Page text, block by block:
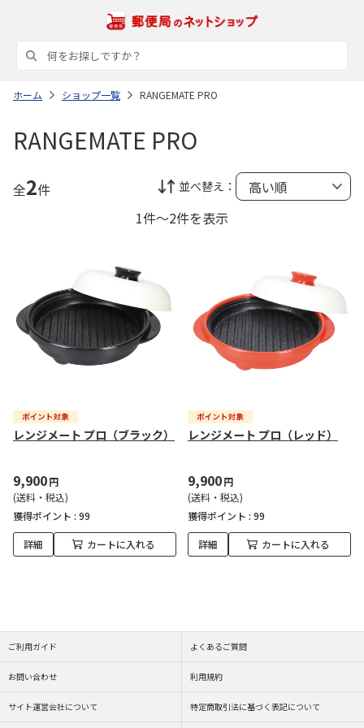
ホーム ショップ一覧 RANGEMATE PRO
RANGEMATE PRO
全2件 並べ替え：
1件～2件を表示
レンジメート プロ（ブラック）
9,900円
(送料・税込)
獲得ポイント : 99
詳細 カートに入れる
レンジメート プロ（レッド）
9,900円
(送料・税込)
獲得ポイント : 99
詳細 カートに入れる
ご利用ガイド よくあるご質問
お問い合わせ 利用規約
サイト運営会社について 特定商取引法に基づく表記について